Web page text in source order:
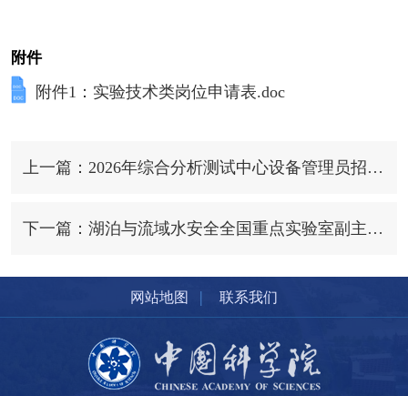
附件
附件1：实验技术类岗位申请表.doc
上一篇：2026年综合分析测试中心设备管理员招聘启事
下一篇：湖泊与流域水安全全国重点实验室副主任全球招聘启事
网站地图 | 联系我们